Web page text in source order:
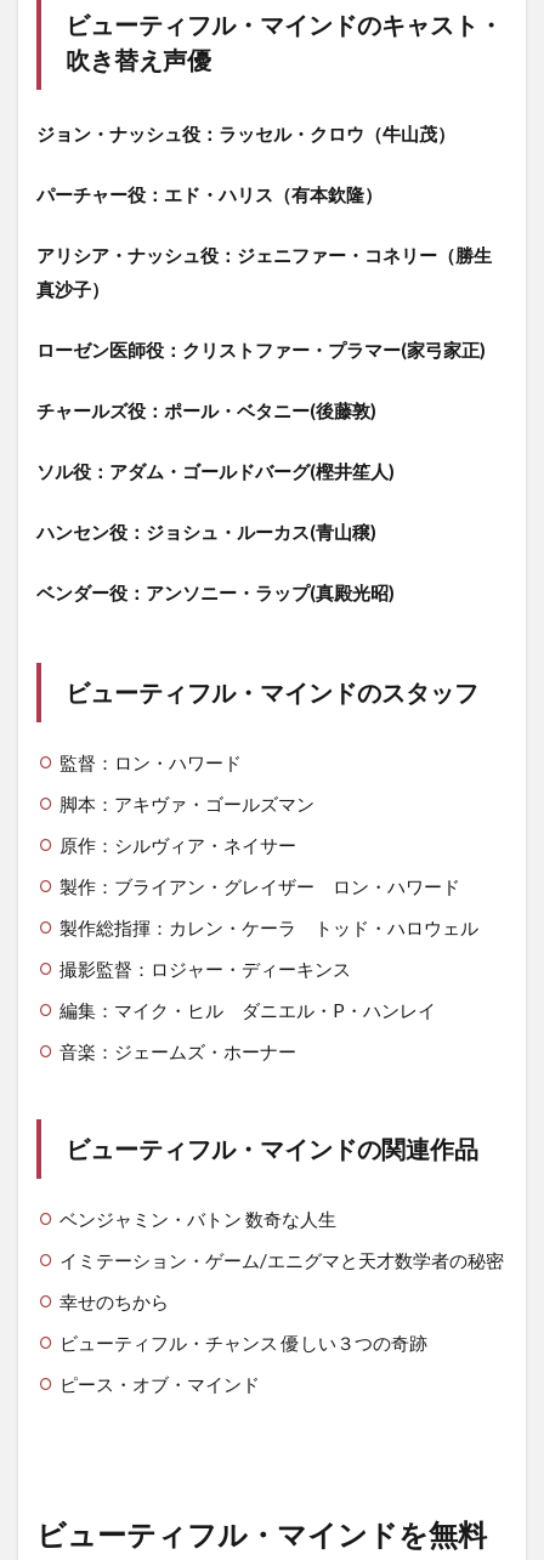
ビューティフル・マインドのキャスト・
吹き替え声優
ジョン・ナッシュ役：ラッセル・クロウ（牛山茂）
パーチャー役：エド・ハリス（有本欽隆）
アリシア・ナッシュ役：ジェニファー・コネリー（勝生
真沙子）
ローゼン医師役：クリストファー・プラマー(家弓家正)
チャールズ役：ポール・ベタニー(後藤敦)
ソル役：アダム・ゴールドバーグ(樫井笙人)
ハンセン役：ジョシュ・ルーカス(青山穣)
ベンダー役：アンソニー・ラップ(真殿光昭)
ビューティフル・マインドのスタッフ
監督：ロン・ハワード
脚本：アキヴァ・ゴールズマン
原作：シルヴィア・ネイサー
製作：ブライアン・グレイザー ロン・ハワード
製作総指揮：カレン・ケーラ トッド・ハロウェル
撮影監督：ロジャー・ディーキンス
編集：マイク・ヒル ダニエル・P・ハンレイ
音楽：ジェームズ・ホーナー
ビューティフル・マインドの関連作品
ベンジャミン・バトン 数奇な人生
イミテーション・ゲーム/エニグマと天才数学者の秘密
幸せのちから
ビューティフル・チャンス 優しい３つの奇跡
ピース・オブ・マインド
ビューティフル・マインドを無料